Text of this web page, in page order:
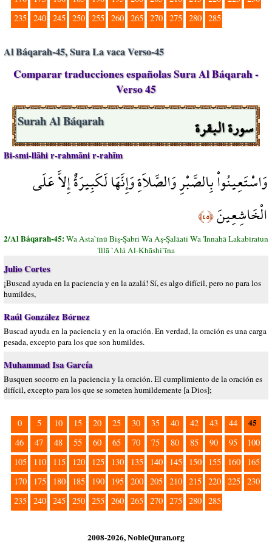
235 240 245 250 255 260 265 270 275 280 285
Al Báqarah-45, Sura La vaca Verso-45
Comparar traducciones españolas Sura Al Báqarah -
Verso 45
سورة البقرة Surah Al Báqarah
Bi-smi-llāhi r-rahmāni r-rahīm
وَاسْتَعِينُواْ بِالصَّبْرِ وَالصَّلاَةِ وَإِنَّهَا لَكَبِيرَةٌ إِلاَّ عَلَى
الْخَاشِعِينَ﴿٤٥﴾
2/Al Báqarah-45:Wa Asta`īnū Biş-Şabri Wa Aş-Şalāati Wa 'Innahā Lakabīratun
'Illā `Alá Al-Khāshi`īna
Julio Cortes
¡Buscad ayuda en la paciencia y en la azalá! Sí, es algo difícil, pero no para los
humildes,
Raúl González Bórnez
Buscad ayuda en la paciencia y en la oración. En verdad, la oración es una carga
pesada, excepto para los que son humildes.
Muhammad Isa García
Busquen socorro en la paciencia y la oración. El cumplimiento de la oración es
difícil, excepto para los que se someten humildemente [a Dios];
0 5 10 15 20 25 30 35 40 42 43 44 45
46 47 48 55 60 65 70 75 80 85 90 95
100
105
110 115 120 125 130 135 140 145 150 155 160
165
170
175 180 185 190 195 200 205 210 215 220 225 230
235 240 245 250 255 260 265 270 275 280 285
2008-2026, NobleQuran.org